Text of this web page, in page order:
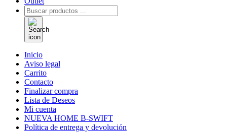
Búsqueda
de
productos
Inicio
Aviso legal
Carrito
Contacto
Finalizar compra
Lista de Deseos
Mi cuenta
NUEVA HOME B-SWIFT
Política de entrega y devolución